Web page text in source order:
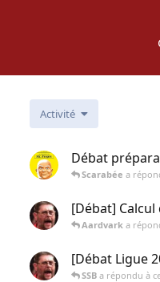
Activité
Débat
Scarabée a
[Débat]
Aardvark a
[Débat Ligue
SSB a répondu à